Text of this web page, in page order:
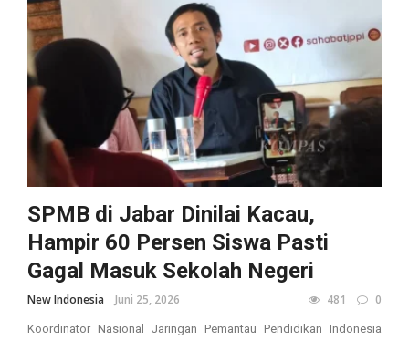
SPMB di Jabar Dinilai Kacau,
Hampir 60 Persen Siswa Pasti
Gagal Masuk Sekolah Negeri
New Indonesia Juni 25, 2026 481 0
Koordinator Nasional Jaringan Pemantau Pendidikan Indonesia